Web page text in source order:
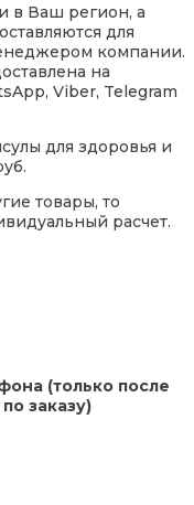
в Ваш регион, а
для
компании.
на
Viber, Telegram
для здоровья и
товары, то
расчет.
(только после
заказу)